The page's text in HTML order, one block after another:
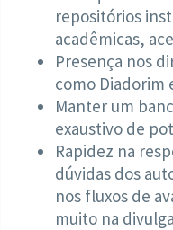
repositórios
acadêmicas,
Presença nos
como Diadorim
Manter um
exaustivo de
Rapidez na
dúvidas dos
nos fluxos de
muito na